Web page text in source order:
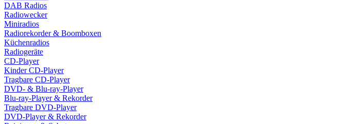
DAB Radios
Radiowecker
Miniradios
Radiorekorder & Boomboxen
Küchenradios
Radiogeräte
CD-Player
Kinder CD-Player
Tragbare CD-Player
DVD- & Blu-ray-Player
Blu-ray-Player & Rekorder
Tragbare DVD-Player
DVD-Player & Rekorder